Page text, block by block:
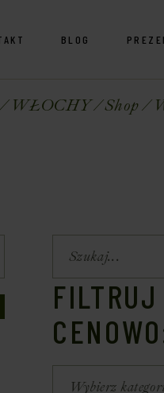
BLOG
WŁOCHY Shop
FILTRUJ